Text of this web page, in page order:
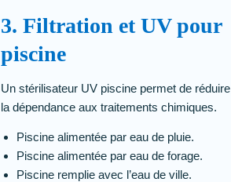
3. Filtration et UV pour
piscine
Un stérilisateur UV piscine permet de réduire
la dépendance aux traitements chimiques.
Piscine alimentée par eau de pluie.
Piscine alimentée par eau de forage.
Piscine remplie avec l’eau de ville.